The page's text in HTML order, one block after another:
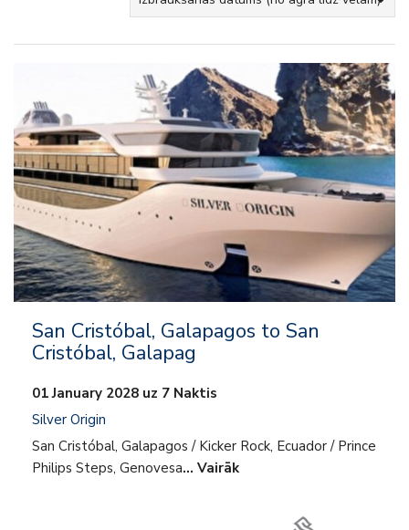
San Cristóbal, Galapagos to San
Cristóbal, Galapag
01 January 2028 uz 7 Naktis
Silver Origin
San Cristóbal, Galapagos / Kicker Rock, Ecuador / Prince
Philips Steps, Genovesa… Vairāk